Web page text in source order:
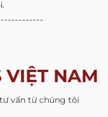
VIỆT NAM
vấn từ chúng tôi